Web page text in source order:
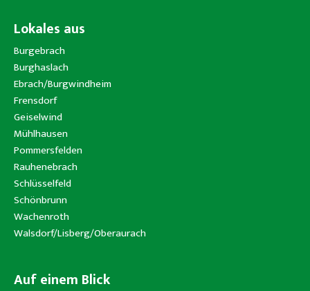
Lokales aus
Burgebrach
Burghaslach
Ebrach/Burgwindheim
Frensdorf
Geiselwind
Mühlhausen
Pommersfelden
Rauhenebrach
Schlüsselfeld
Schönbrunn
Wachenroth
Walsdorf/Lisberg/Oberaurach
Auf einem Blick